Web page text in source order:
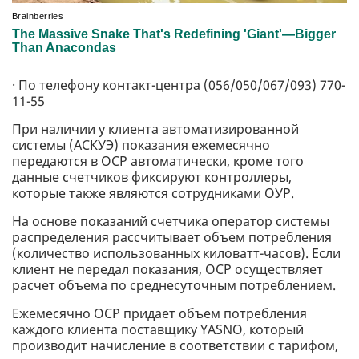
· По телефону контакт-центра (056/050/067/093) 770-
11-55
При наличии у клиента автоматизированной
системы (АСКУЭ) показания ежемесячно
передаются в ОСР автоматически, кроме того
данные счетчиков фиксируют контроллеры,
которые также являются сотрудниками ОУР.
На основе показаний счетчика оператор системы
распределения рассчитывает объем потребления
(количество использованных киловатт-часов). Если
клиент не передал показания, ОСР осуществляет
расчет объема по среднесуточным потреблением.
Ежемесячно ОСР придает объем потребления
каждого клиента поставщику YASNO, который
производит начисление в соответствии с тарифом,